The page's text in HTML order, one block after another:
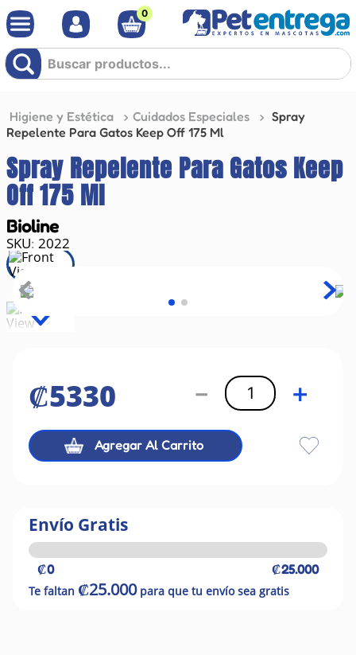
0
Buscar productos...
Higiene y Estética Cuidados Especiales
Spray
Repelente Para Gatos Keep Off 175 Ml
Spray Repelente Para Gatos Keep
Off 175 Ml
Bioline
: 2022
₡5330 ＋
－
Agregar Al Carrito
Envío Gratis
₡0 ₡25.000
Te faltan ₡25.000para que tu envío sea gratis